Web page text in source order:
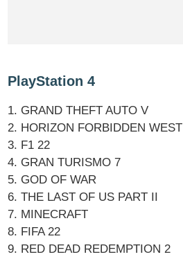
PlayStation 4
1. GRAND THEFT AUTO V
2. HORIZON FORBIDDEN WEST
3. F1 22
4. GRAN TURISMO 7
5. GOD OF WAR
6. THE LAST OF US PART II
7. MINECRAFT
8. FIFA 22
9. RED DEAD REDEMPTION 2